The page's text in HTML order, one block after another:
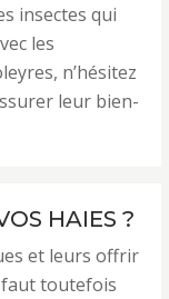
insectes qui
les
n’hésitez
leur bien-
HAIES ?
et leurs offrir
faut toutefois